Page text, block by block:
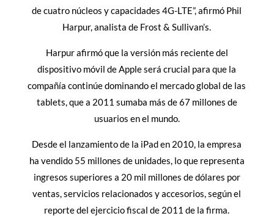
de cuatro núcleos y capacidades 4G-LTE”, afirmó Phil
Harpur, analista de Frost & Sullivan’s.
Harpur afirmó que la versión más reciente del
dispositivo móvil de Apple será crucial para que la
compañía continúe dominando el mercado global de las
tablets, que a 2011 sumaba más de 67 millones de
usuarios en el mundo.
Desde el lanzamiento de la iPad en 2010, la empresa
ha vendido 55 millones de unidades, lo que representa
ingresos superiores a 20 mil millones de dólares por
ventas, servicios relacionados y accesorios, según el
reporte del ejercicio fiscal de 2011 de la firma.